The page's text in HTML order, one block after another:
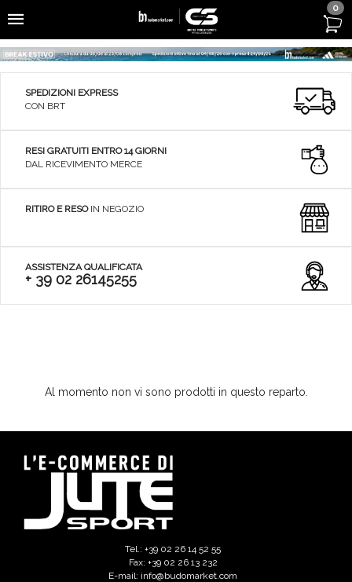
0
SPEDIZIONI EXPRESS
CON BRT
RESI GRATUITI ENTRO 14 GIORNI
DAL RICEVIMENTO MERCE
RITIRO E RESOIN NEGOZIO
ASSISTENZA QUALIFICATA
+ 39 02 26145255
Al momento non vi sono prodotti in questo reparto.
Tel.: +39 02 26 14 52 55
Fax: +39 02 26 13 232
E-mail: info@budomarket.com